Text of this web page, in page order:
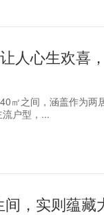
人心生欢喜
㎡之间，涵盖作为两
户型，...
，实则蕴藏